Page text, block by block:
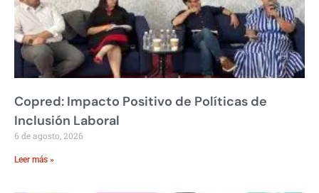
Copred: Impacto Positivo de Políticas de
Inclusión Laboral
6 de agosto, 2026
Leer más »